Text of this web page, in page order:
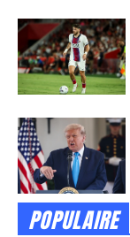
POPULAIRE